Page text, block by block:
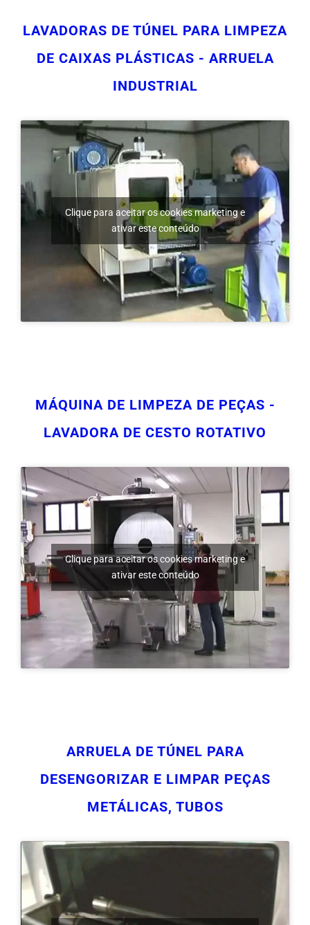
DE CAIXAS PLÁSTICAS - ARRUELA
INDUSTRIAL
Clique para aceitar os cookies marketing e
ativar este conteúdo
LAVADORA DE CESTO ROTATIVO
Clique para aceitar os cookies marketing e
ativar este conteúdo
DESENGORIZAR E LIMPAR PEÇAS
METÁLICAS, TUBOS
Clique para aceitar os cookies marketing e
ativar este conteúdo